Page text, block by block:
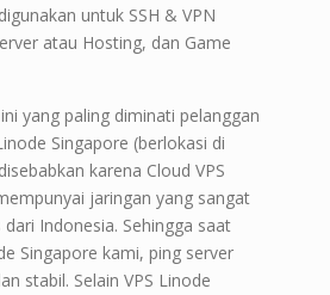
untuk SSH & VPN
atau Hosting, dan Game
yang paling diminati pelanggan
Singapore (berlokasi di
karena Cloud VPS
jaringan yang sangat
Indonesia. Sehingga saat
Singapore kami, ping server
stabil. Selain VPS Linode